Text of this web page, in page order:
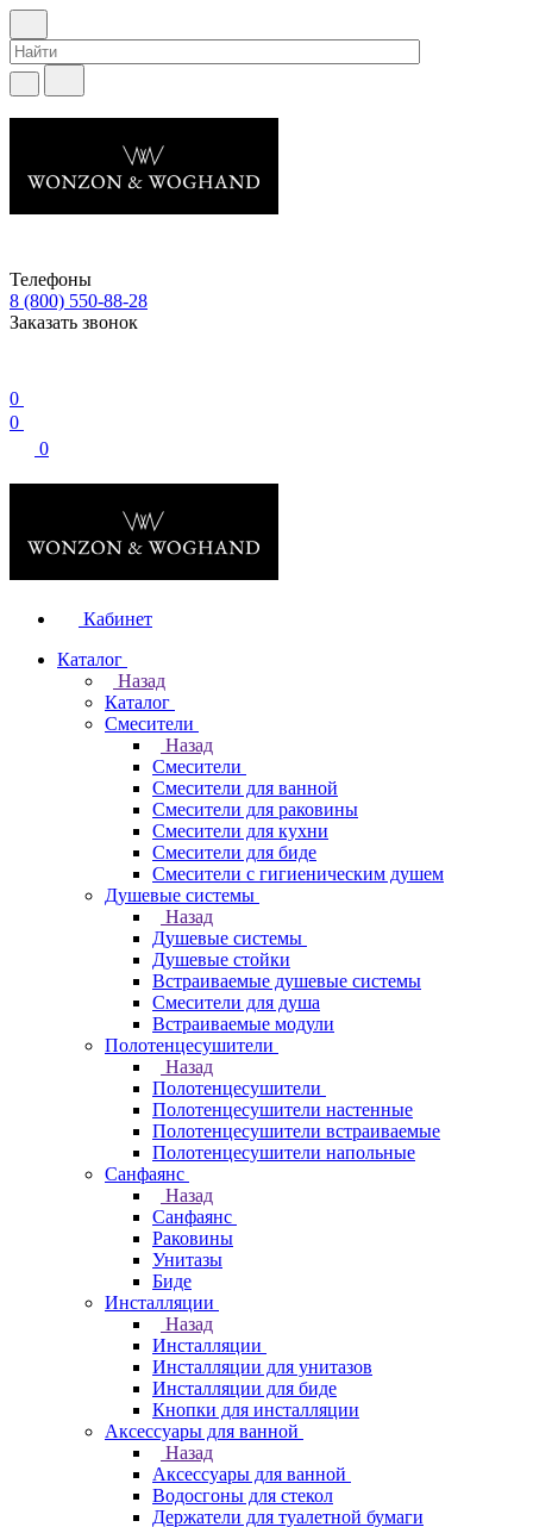
Телефоны
8 (800) 550-88-28
Заказать звонок
0
0
0
Кабинет
Каталог
Назад
Каталог
Смесители
Назад
Смесители
Смесители для ванной
Смесители для раковины
Смесители для кухни
Смесители для биде
Смесители с гигиеническим душем
Душевые системы
Назад
Душевые системы
Душевые стойки
Встраиваемые душевые системы
Смесители для душа
Встраиваемые модули
Полотенцесушители
Назад
Полотенцесушители
Полотенцесушители настенные
Полотенцесушители встраиваемые
Полотенцесушители напольные
Санфаянс
Назад
Санфаянс
Раковины
Унитазы
Биде
Инсталляции
Назад
Инсталляции
Инсталляции для унитазов
Инсталляции для биде
Кнопки для инсталляции
Аксессуары для ванной
Назад
Аксессуары для ванной
Водосгоны для стекол
Держатели для туалетной бумаги